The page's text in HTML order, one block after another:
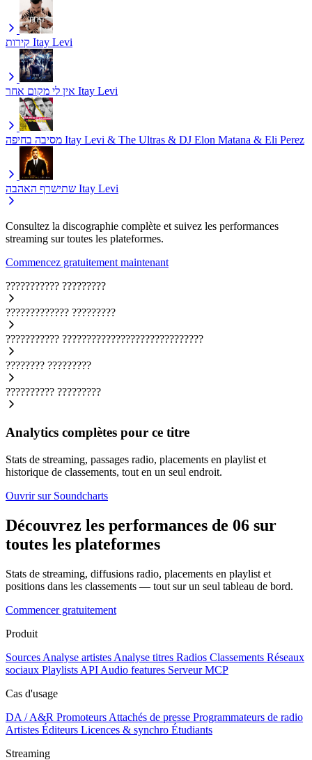
קירות Itay Levi
אין לי מקום אחר Itay Levi
מסיבה בחיפה Itay Levi & The Ultras & DJ Elon Matana & Eli Perez
שתישרף האהבה Itay Levi
Consultez la discographie complète et suivez les performances
streaming sur toutes les plateformes.
Commencez gratuitement maintenant
??????????? ?????????
????????????? ?????????
??????????? ?????????????????????????????
???????? ?????????
?????????? ?????????
Analytics complètes pour ce titre
Stats de streaming, passages radio, placements en playlist et
historique de classements, tout en un seul endroit.
Ouvrir sur Soundcharts
Découvrez les performances de 06 sur
toutes les plateformes
Stats de streaming, diffusions radio, placements en playlist et
positions dans les classements — tout sur un seul tableau de bord.
Commencer gratuitement
Produit
Sources Analyse artistes Analyse titres Radios Classements Réseaux
sociaux Playlists API Audio features Serveur MCP
Cas d'usage
DA / A&R Promoteurs Attachés de presse Programmateurs de radio
Artistes Éditeurs Licences & synchro Étudiants
Streaming